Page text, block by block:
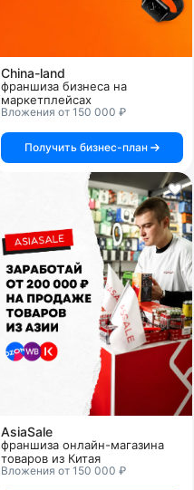
Сhina-land
франшиза бизнеса на
маркетплейсах
Вложения от 150 000 ₽
Получить бизнес-план
AsiaSale
франшиза онлайн-магазина
товаров из Китая
Вложения от 150 000 ₽